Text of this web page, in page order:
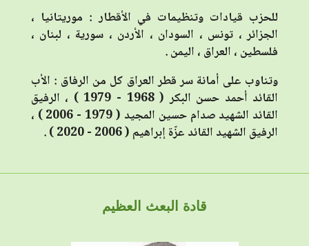
للحزب قيادات وتنظيمات في الأقطار : موريتانيا ،
الجزائر ، تونس ، السودان ، الأردن ، سورية ، لبنان ،
فلسطين ، العراق ، اليمن .
وتناوب على أمانة سر قطر العراق كل من الرفاق : الأب
القائد أحمد حسن البكر ( 1968 - 1979 ) ، الرفيق
القائد الشهيد صدام حسين المجيد ( 1979 - 2006 ) ،
الرفيق الشهيد القائد عزّة إبراهيم ( 2006 - 2020 ) .
قادة البعث العظيم